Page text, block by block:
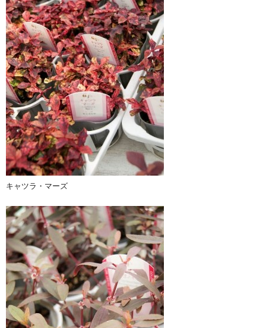
キャツラ・マーズ